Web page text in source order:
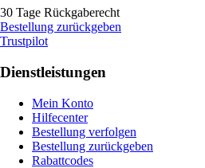
30 Tage Rückgaberecht
Bestellung zurückgeben
Trustpilot
Dienstleistungen
Mein Konto
Hilfecenter
Bestellung verfolgen
Bestellung zurückgeben
Rabattcodes